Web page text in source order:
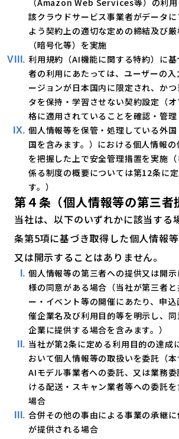
（Amazon Web Services等）の利用
該クラウドサービス事業者がデータ
よう契約上の適切な定めの締結及び
（暗号化等）を実施
利用規約（AI機能に関する特約）に
者の利用にあたっては、ユーザーの入
ージョンが日本国内に限定され、か
タを保持・学習させない契約設定（
格に適用されていることを確認・管理
個人情報等を保管・処理している外
国を含みます。）における個人情報
を把握した上で安全管理措置を実施
係る制度の概要については第12条に
す。）
第４条（個人情報等の第三者
当社は、以下のいずれかに該当する
条第5項に基づき取得した個人情報
又は開示することはありません。
個人情報等の第三者への提供又は開
様の同意がある場合（当社が第三者
ー・イベント等の開催にあたり、申
催企業名及び利用目的等を明示し、
企業に提供する場合を含みます。）
当社が第2条に定める利用目的の達成
おいて個人情報等の取扱いを委託（
AIモデル事業者への委託、又は業務
ける配送・スキャン業者等への委託
場合
合併その他の事由による事業の承継
が提供される場合